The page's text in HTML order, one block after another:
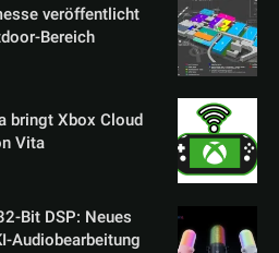
veröffentlicht
Bereich
bringt Xbox Cloud
Vita
Bit DSP: Neues
Audiobearbeitung